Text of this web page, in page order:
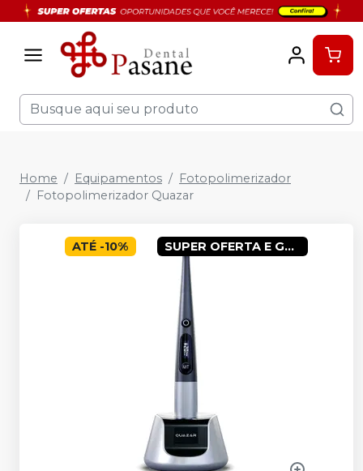
Home Equipamentos
Fotopolimerizador
Fotopolimerizador Quazar
SUPER OFERTA E GANHE BRINDES
ATÉ -10%